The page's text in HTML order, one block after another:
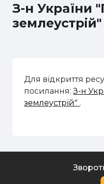
З-н України
землеустрій"
Для відкриття
посилання:З-н
землеустрій" .